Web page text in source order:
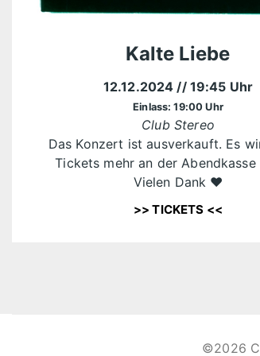
Kalte Liebe
12.12.2024// 19:45 Uhr
Einlass: 19:00 Uhr
Club Stereo
Das Konzert ist ausverkauft. Es
Tickets mehr an der Abendkasse
Vielen Dank ❤️
>> TICKETS <<
©2026